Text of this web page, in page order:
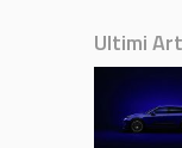
Ultimi